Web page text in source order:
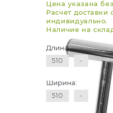
Цена указана
Расчет доставки
индивидуально.
Наличие на
Длина:
510
-
Ширина:
510
-